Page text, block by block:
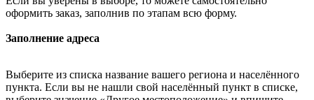
оформить заказ, заполнив по этапам всю форму.
Заполнение адреса
Выберите из списка название вашего региона и населённого
пункта. Если вы не нашли свой населённый пункт в списке,